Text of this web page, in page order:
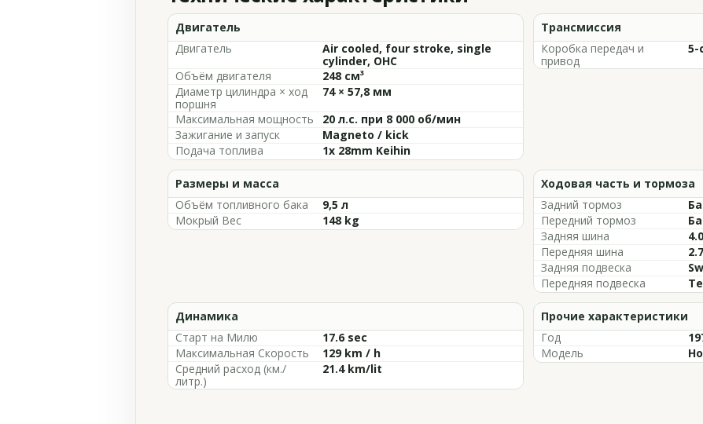
Двигатель
Двигатель
Air cooled, four stroke, single
cylinder, OHC
Объём двигателя
248 см³
Диаметр цилиндра × ход
поршня
74 × 57,8 мм
Максимальная мощность
20 л.с. при 8 000 об/мин
Зажигание и запуск
Magneto / kick
Подача топлива
1x 28mm Keihin
Трансмиссия
Коробка передач и
привод
5-
Размеры и масса
Объём топливного бака
9,5 л
Мокрый Вес
148 kg
Ходовая часть и тормоза
Задний тормоз
Передний тормоз
Задняя шина
Передняя шина
Задняя подвеска
Передняя подвеска
Динамика
Старт на Милю
17.6 sec
Максимальная Скорость
129 km / h
Средний расход (км./
литр.)
21.4 km/lit
Прочие характеристики
Год
Модель